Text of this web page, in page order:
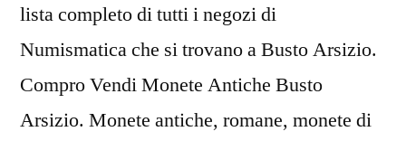
lista completo di tutti i negozi di
Numismatica che si trovano a Busto Arsizio.
Compro Vendi Monete Antiche Busto
Arsizio. Monete antiche, romane, monete di